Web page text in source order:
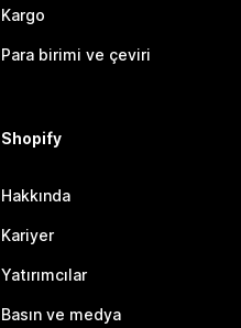
Kargo
Para birimi ve çeviri
Shopify
Hakkında
Kariyer
Yatırımcılar
Basın ve medya